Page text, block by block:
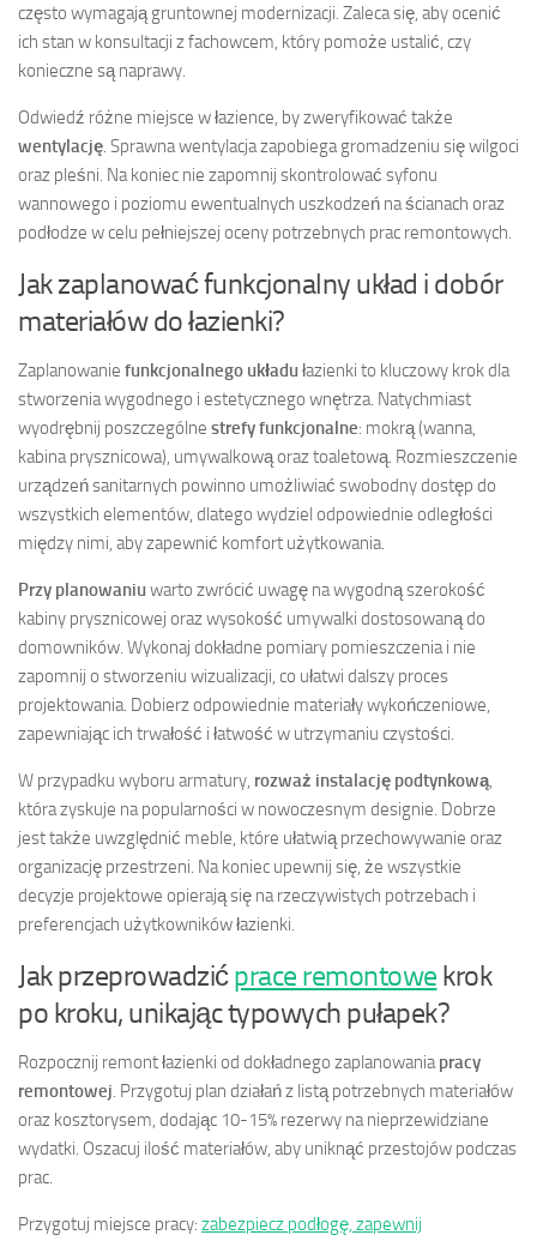
często wymagają gruntownej modernizacji. Zaleca się, aby ocenić
ich stan w konsultacji z fachowcem, który pomoże ustalić, czy
konieczne są naprawy.
Odwiedź różne miejsce w łazience, by zweryfikować także
wentylację . Sprawna wentylacja zapobiega gromadzeniu się wilgoci
oraz pleśni. Na koniec nie zapomnij skontrolować syfonu
wannowego i poziomu ewentualnych uszkodzeń na ścianach oraz
podłodze w celu pełniejszej oceny potrzebnych prac remontowych.
Jak zaplanować funkcjonalny układ i dobór
materiałów do łazienki?
Zaplanowanie funkcjonalnego układułazienki to kluczowy krok dla
stworzenia wygodnego i estetycznego wnętrza. Natychmiast
wyodrębnij poszczególne strefy funkcjonalne: mokrą (wanna,
kabina prysznicowa), umywalkową oraz toaletową. Rozmieszczenie
urządzeń sanitarnych powinno umożliwiać swobodny dostęp do
wszystkich elementów, dlatego wydziel odpowiednie odległości
między nimi, aby zapewnić komfort użytkowania.
Przy planowaniuwarto zwrócić uwagę na wygodną szerokość
kabiny prysznicowej oraz wysokość umywalki dostosowaną do
domowników. Wykonaj dokładne pomiary pomieszczenia i nie
zapomnij o stworzeniu wizualizacji, co ułatwi dalszy proces
projektowania. Dobierz odpowiednie materiały wykończeniowe,
zapewniając ich trwałość i łatwość w utrzymaniu czystości.
W przypadku wyboru armatury, rozważ instalację podtynkową
która zyskuje na popularności w nowoczesnym designie. Dobrze
jest także uwzględnić meble, które ułatwią przechowywanie oraz
organizację przestrzeni. Na koniec upewnij się, że wszystkie
decyzje projektowe opierają się na rzeczywistych potrzebach i
preferencjach użytkowników łazienki.
Jak przeprowadzićprace remontowe krok
po kroku, unikając typowych pułapek?
Rozpocznij remont łazienki od dokładnego zaplanowania pracy
remontowej . Przygotuj plan działań z listą potrzebnych materiałów
oraz kosztorysem, dodając 10-15% rezerwy na nieprzewidziane
wydatki. Oszacuj ilość materiałów, aby uniknąć przestojów podczas
prac.
Przygotuj miejsce pracy: zabezpiecz podłogę, zapewnij